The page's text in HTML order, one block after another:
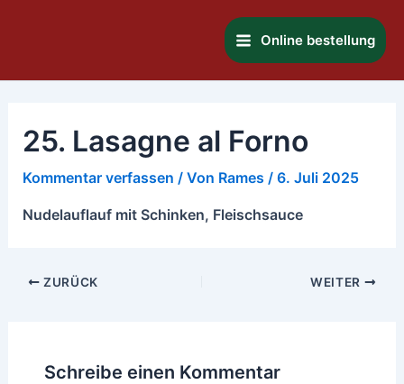
Main
Menu
Online bestellung
25. Lasagne al Forno
Kommentar verfassen / Von Rames / 6. Juli 2025
Nudelauflauf mit Schinken, Fleischsauce
ZURÜCK WEITER
Schreibe einen Kommentar